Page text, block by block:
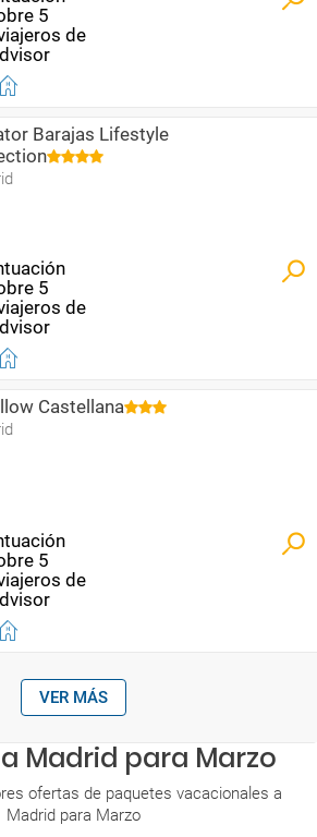
Barajas Lifestyle
Castellana
VER MÁS
Madrid para Marzo
ofertas de paquetes vacacionales a
Madrid para Marzo